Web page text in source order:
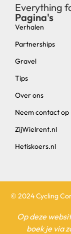
Everything
Pagina's
Verhalen
Partnerships
Gravel
Tips
Over ons
Neem contact op
ZijWielrent.nl
Hetiskoers.nl
© 2024 Cycling
Op deze
boek je via